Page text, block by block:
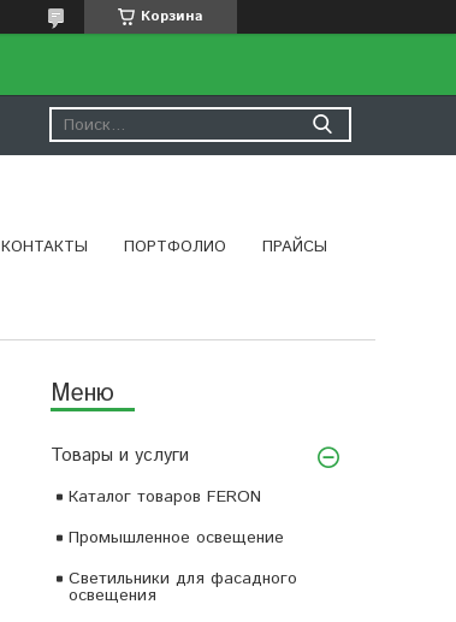
Корзина
КОНТАКТЫ ПОРТФОЛИО ПРАЙСЫ
Товары и услуги
Каталог товаров FERON
Промышленное освещение
Светильники для фасадного
освещения